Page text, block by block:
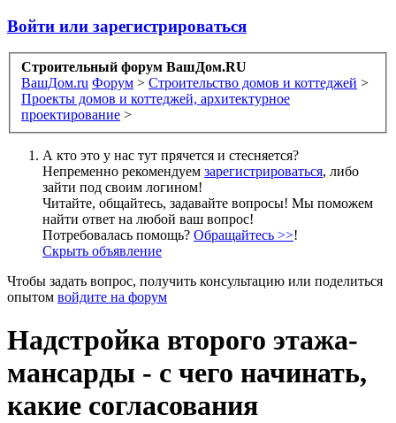
Войти или зарегистрироваться
Строительный форум ВашДом.RU
ВашДом.ru Форум > Строительство домов и коттеджей >
Проекты домов и коттеджей, архитектурное
проектирование >
А кто это у нас тут прячется и стесняется?
Непременно рекомендуем зарегистрироваться, либо
зайти под своим логином!
Читайте, общайтесь, задавайте вопросы! Мы поможем
найти ответ на любой ваш вопрос!
Потребовалась помощь? Обращайтесь >>!
Скрыть объявление
Чтобы задать вопрос, получить консультацию или поделиться
опытом войдите на форум
Надстройка второго этажа-
мансарды - с чего начинать,
какие согласования